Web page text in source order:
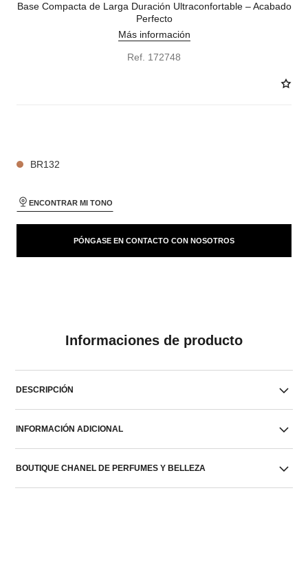
Base Compacta de Larga Duración Ultraconfortable – Acabado
Perfecto
Más información
Ref. 172748
BR132
ENCONTRAR MI TONO
PÓNGASE EN CONTACTO CON NOSOTROS
Informaciones de producto
DESCRIPCIÓN
INFORMACIÓN ADICIONAL
BOUTIQUE CHANEL DE PERFUMES Y BELLEZA